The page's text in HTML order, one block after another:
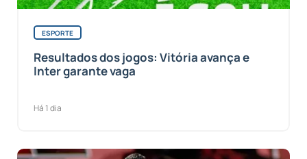
ESPORTE
Resultados dos jogos: Vitória avança e
Inter garante vaga
Há 1 dia